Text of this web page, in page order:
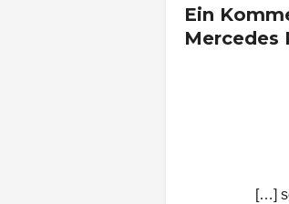
Ein
Mercedes
[…]